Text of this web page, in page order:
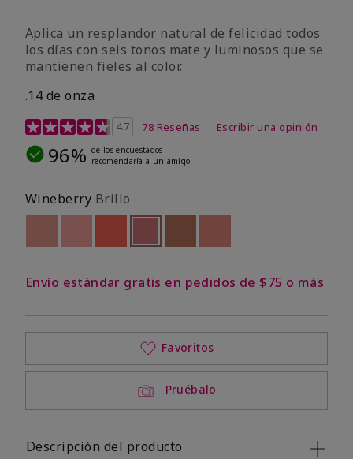
Aplica un resplandor natural de felicidad todos
los días con seis tonos mate y luminosos que se
mantienen fieles al color.
.14 de onza
Calificación de clientes de 4,3 de 5
4.7 78 Reseñas Escribir una opinión
96% de los encuestados
recomendaría a un amigo.
Wineberry Brillo
Out of stockOut of stockseleccionado
Out of stock
Envío estándar gratis en pedidos de $75 o más
Pruébalo
Favoritos
Descripción del producto